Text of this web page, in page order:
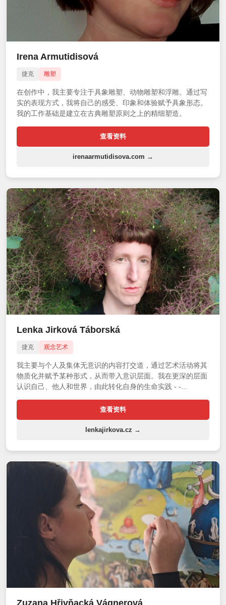
Irena Armutidisová
捷克 雕塑
在创作中，我主要专注于具象雕塑、动物雕塑和浮雕。通过写
实的表现方式，我将自己的感受、印象和体验赋予具象形态。
我的工作基础是建立在古典雕塑原则之上的精细塑造。
查看资料
irenaarmutidisova.com →
Lenka Jirková Táborská
捷克 观念艺术
我主要与个人及集体无意识的内容打交道，通过艺术活动将其
物质化并赋予某种形式，从而带入意识层面。我在更深的层面
认识自己、他人和世界，由此转化自身的生命实践 - -...
查看资料
lenkajirkova.cz →
Zuzana Hřivňacká Vágnerová